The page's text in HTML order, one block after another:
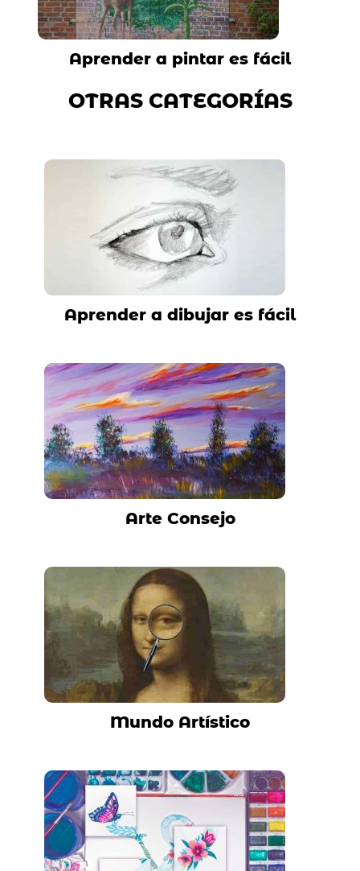
Aprender a pintar es fácil
OTRAS CATEGORÍAS
Aprender a dibujar es fácil
Arte Consejo
Mundo Artístico